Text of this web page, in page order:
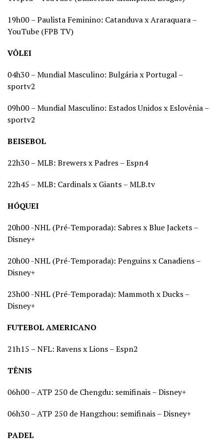
19h00 – Paulista Feminino: Catanduva x Araraquara –
YouTube (FPB TV)
VÔLEI
04h30 – Mundial Masculino: Bulgária x Portugal –
sportv2
09h00 – Mundial Masculino: Estados Unidos x Eslovênia –
sportv2
BEISEBOL
22h30 – MLB: Brewers x Padres – Espn4
22h45 – MLB: Cardinals x Giants – MLB.tv
HÓQUEI
20h00 -NHL (Pré-Temporada): Sabres x Blue Jackets –
Disney+
20h00 -NHL (Pré-Temporada): Penguins x Canadiens –
Disney+
23h00 -NHL (Pré-Temporada): Mammoth x Ducks –
Disney+
FUTEBOL AMERICANO
21h15 – NFL: Ravens x Lions – Espn2
TÊNIS
06h00 – ATP 250 de Chengdu: semifinais – Disney+
06h30 – ATP 250 de Hangzhou: semifinais – Disney+
PADEL